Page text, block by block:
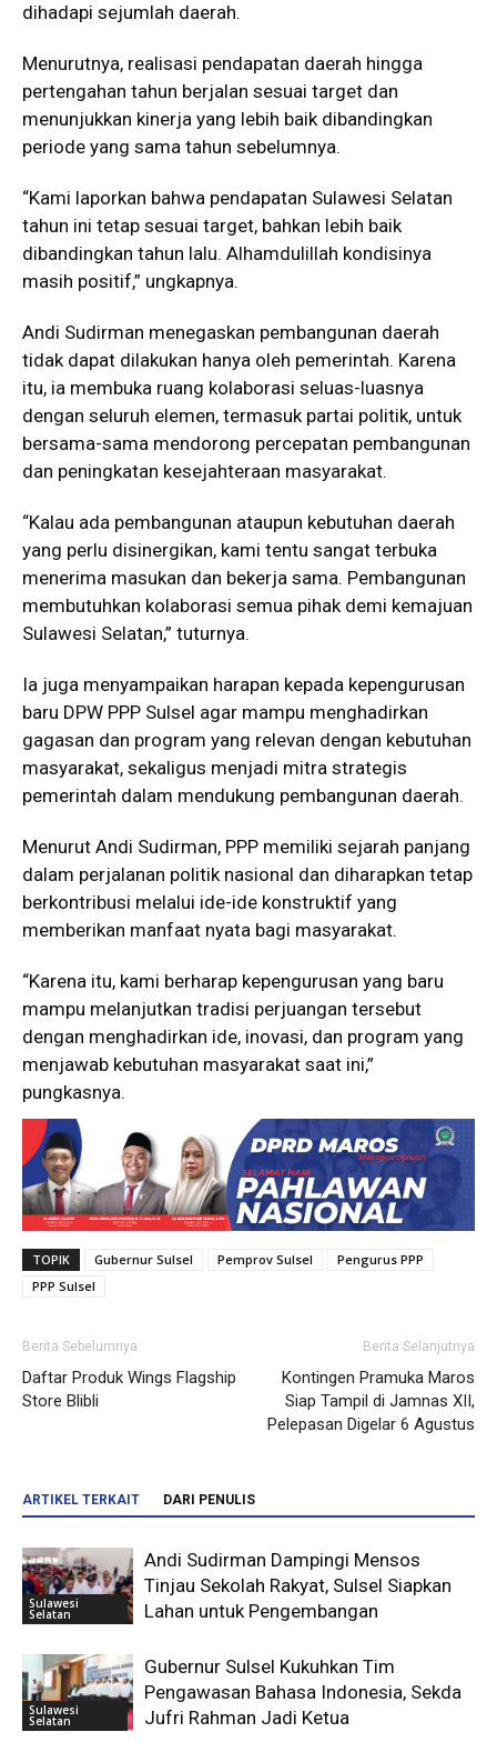
dihadapi sejumlah daerah.
Menurutnya, realisasi pendapatan daerah hingga
pertengahan tahun berjalan sesuai target dan
menunjukkan kinerja yang lebih baik dibandingkan
periode yang sama tahun sebelumnya.
“Kami laporkan bahwa pendapatan Sulawesi Selatan
tahun ini tetap sesuai target, bahkan lebih baik
dibandingkan tahun lalu. Alhamdulillah kondisinya
masih positif,” ungkapnya.
Andi Sudirman menegaskan pembangunan daerah
tidak dapat dilakukan hanya oleh pemerintah. Karena
itu, ia membuka ruang kolaborasi seluas-luasnya
dengan seluruh elemen, termasuk partai politik, untuk
bersama-sama mendorong percepatan pembangunan
dan peningkatan kesejahteraan masyarakat.
“Kalau ada pembangunan ataupun kebutuhan daerah
yang perlu disinergikan, kami tentu sangat terbuka
menerima masukan dan bekerja sama. Pembangunan
membutuhkan kolaborasi semua pihak demi kemajuan
Sulawesi Selatan,” tuturnya.
Ia juga menyampaikan harapan kepada kepengurusan
baru DPW PPP Sulsel agar mampu menghadirkan
gagasan dan program yang relevan dengan kebutuhan
masyarakat, sekaligus menjadi mitra strategis
pemerintah dalam mendukung pembangunan daerah.
Menurut Andi Sudirman, PPP memiliki sejarah panjang
dalam perjalanan politik nasional dan diharapkan tetap
berkontribusi melalui ide-ide konstruktif yang
memberikan manfaat nyata bagi masyarakat.
“Karena itu, kami berharap kepengurusan yang baru
mampu melanjutkan tradisi perjuangan tersebut
dengan menghadirkan ide, inovasi, dan program yang
menjawab kebutuhan masyarakat saat ini,”
pungkasnya.
TOPIK Gubernur Sulsel Pemprov Sulsel
Pengurus PPP
PPP Sulsel
Berita Sebelumnya
Daftar Produk Wings Flagship
Store Blibli
Berita Selanjutnya
Kontingen Pramuka Maros
Siap Tampil di Jamnas XII,
Pelepasan Digelar 6 Agustus
ARTIKEL TERKAIT DARI PENULIS
Sulawesi
Selatan
Andi Sudirman Dampingi Mensos
Tinjau Sekolah Rakyat, Sulsel Siapkan
Lahan untuk Pengembangan
Sulawesi
Selatan
Gubernur Sulsel Kukuhkan Tim
Pengawasan Bahasa Indonesia, Sekda
Jufri Rahman Jadi Ketua